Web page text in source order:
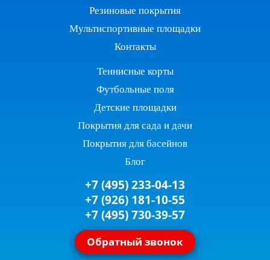
Резиновые покрытия
Мультиспортивные площадки
Контакты
Теннисные корты
Футбольные поля
Детские площадки
Покрытия для сада и дачи
Покрытия для басейнов
Блог
+7 (495) 233-04-13
+7 (926) 181-10-55
+7 (495) 730-39-57
Обратный звонок